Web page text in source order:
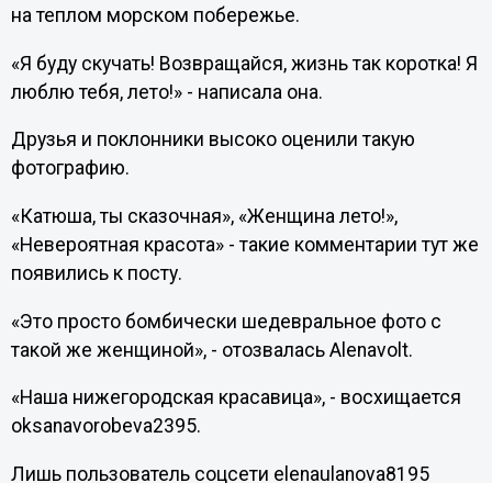
на теплом морском побережье.
«Я буду скучать! Возвращайся, жизнь так коротка! Я
люблю тебя, лето!» - написала она.
Друзья и поклонники высоко оценили такую
фотографию.
«Катюша, ты сказочная», «Женщина лето!»,
«Невероятная красота» - такие комментарии тут же
появились к посту.
«Это просто бомбически шедевральное фото с
такой же женщиной», - отозвалась Alenavolt.
«Наша нижегородская красавица», - восхищается
oksanavorobeva2395.
Лишь пользователь соцсети elenaulanova8195